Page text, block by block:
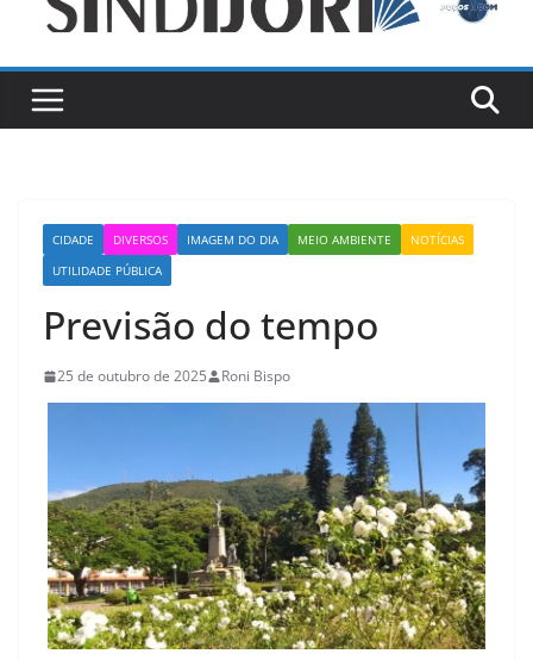
CIDADE DIVERSOS IMAGEM DO DIA MEIO AMBIENTE
NOTÍCIAS
UTILIDADE PÚBLICA
Previsão do tempo
25 de outubro de 2025 Roni Bispo